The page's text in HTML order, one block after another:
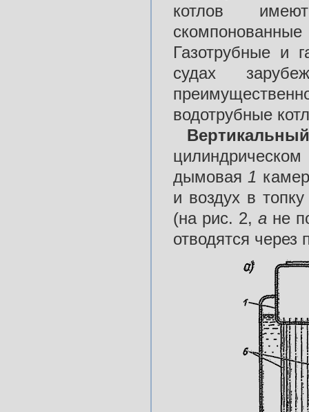
котлов
Газотрубные и
судах
водотрубные
дымовая 1
и воздух в
(на рис. 2, а не
отводятся через